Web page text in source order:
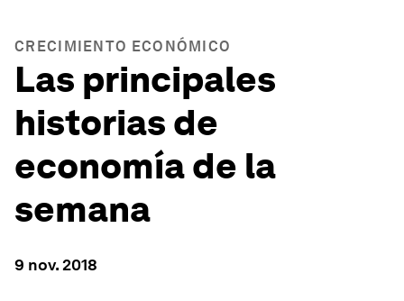
CRECIMIENTO ECONÓMICO
Las principales
historias de
economía de la
semana
9 nov. 2018